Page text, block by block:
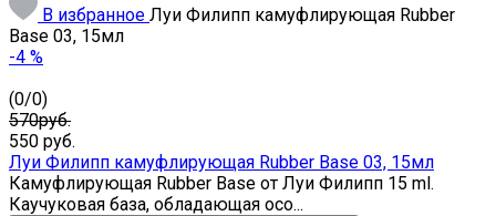
В избранное Луи Филипп камуфлирующая Rubber
Base 03, 15мл
-4 %
(0/0)
570руб.
550 руб.
Луи Филипп камуфлирующая Rubber Base 03, 15мл
Камуфлирующая Rubber Base от Луи Филипп 15 ml.
Каучуковая база, обладающая осо...